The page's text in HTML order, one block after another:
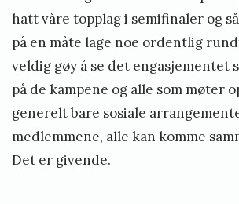
hatt våre topplag i semifinaler og
på en måte lage noe ordentlig
veldig gøy å se det engasjementet
på de kampene og alle som møter
generelt bare sosiale
medlemmene, alle kan komme
Det er givende.